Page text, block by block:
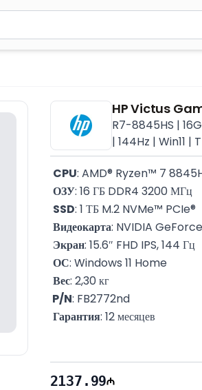
поиска. Нажмите Enter для
HP Victus
R7-8845HS |
| 144Hz | Win11 |
CPU: AMD® Ryzen™ 7
ОЗУ: 16 ГБ DDR4 3200 МГц
SSD: 1 ТБ M.2 NVMe™ PCIe®
Видеокарта: NVIDIA
Экран: 15.6″ FHD IPS, 144 Гц
ОС: Windows 11 Home
Вес: 2,30 кг
P/N: FB2772nd
Гарантия: 12 месяцев
2137.99